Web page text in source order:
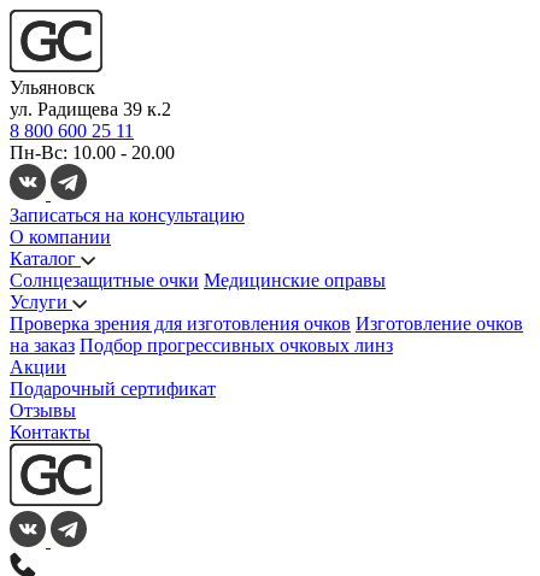
Ульяновск
ул. Радищева 39 к.2
8 800 600 25 11
Пн-Вс: 10.00 - 20.00
Записаться на консультацию
О компании
Каталог
Солнцезащитные очки Медицинские оправы
Услуги
Проверка зрения для изготовления очков Изготовление очков
на заказ Подбор прогрессивных очковых линз
Акции
Подарочный сертификат
Отзывы
Контакты